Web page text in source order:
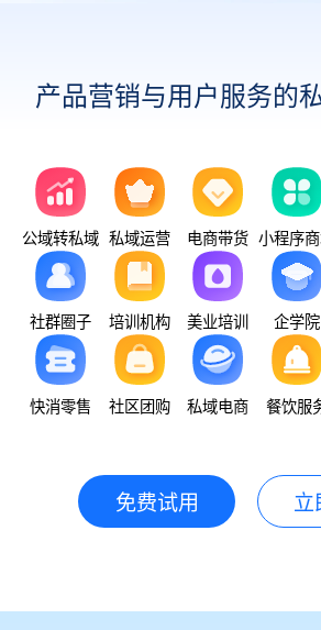
产品营销与用户服务的
公域转私域 私域运营 电商带货 小程序
社群圈子 培训机构 美业培训 企学院
快消零售 社区团购 私域电商 餐饮服
免费试用 立